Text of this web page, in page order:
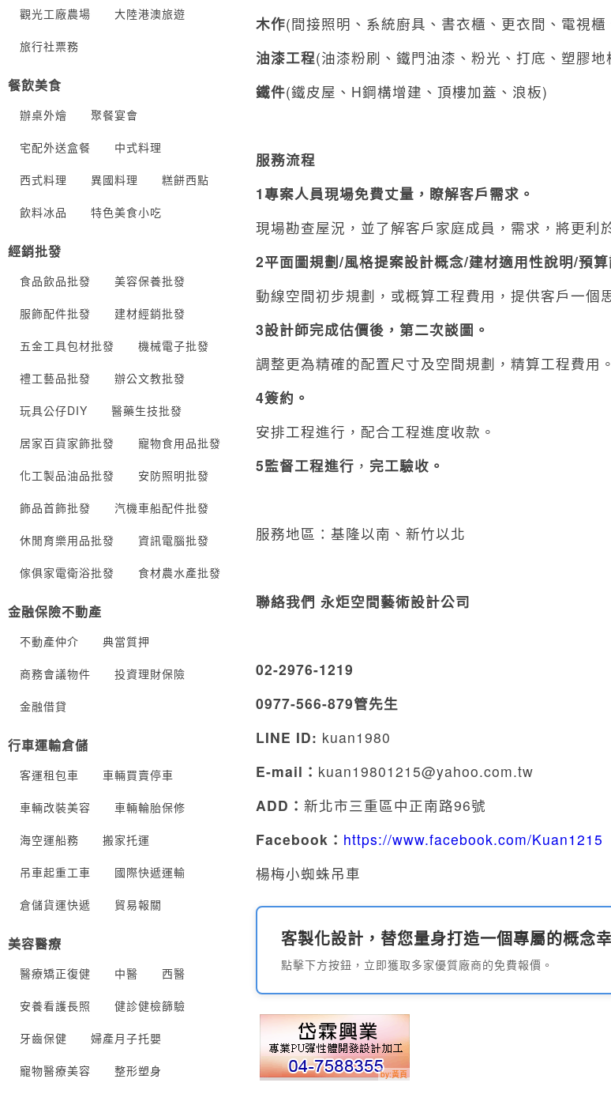
木作(間接照明、系統廚具、書衣櫃、更衣間、電視
油漆工程(油漆粉刷、鐵門油漆、粉光、打底、塑膠
鐵件(鐵皮屋、H鋼構增建、頂樓加蓋、浪板)
服務流程
1專案人員現場免費丈量，瞭解客戶需求。
現場勘查屋況，並了解客戶家庭成員，需求，將更利
2平面圖規劃/風格提案設計概念/建材適用性說明/預
動線空間初步規劃，或概算工程費用，提供客戶一個
3設計師完成估價後，第二次談圖。
調整更為精確的配置尺寸及空間規劃，精算工程費用。
4簽約。
安排工程進行，配合工程進度收款。
5監督工程進行 ， 完工驗收 。
服務地區：基隆以南、新竹以北
聯絡我們 永炬空間藝術設計公司
02-2976-1219
0977-566-879管先生
LINE ID: kuan1980
E-mail ： kuan19801215@yahoo.com.tw
ADD ：新北市三重區中正南路96號
Facebook ： https://www.facebook.com/Kuan1215
楊梅小蜘蛛吊車
客製化設計，替您量身打造一個專屬的概念
點擊下方按鈕，立即獲取多家優質廠商的免費報價。
觀光工廠農場 大陸港澳旅遊
旅行社票務
餐飲美食
辦桌外燴 聚餐宴會
宅配外送盒餐 中式料理
西式料理 異國料理 糕餅西點
飲料冰品 特色美食小吃
經銷批發
食品飲品批發 美容保養批發
服飾配件批發 建材經銷批發
五金工具包材批發 機械電子批發
禮工藝品批發 辦公文教批發
玩具公仔DIY 醫藥生技批發
居家百貨家飾批發 寵物食用品批發
化工製品油品批發 安防照明批發
飾品首飾批發 汽機車船配件批發
休閒育樂用品批發 資訊電腦批發
傢俱家電衛浴批發 食材農水產批發
金融保險不動產
不動產仲介 典當質押
商務會議物件 投資理財保險
金融借貸
行車運輸倉儲
客運租包車 車輛買賣停車
車輛改裝美容 車輛輪胎保修
海空運船務 搬家托運
吊車起重工車 國際快遞運輸
倉儲貨運快遞 貿易報關
美容醫療
醫療矯正復健 中醫 西醫
安養看護長照 健診健檢篩驗
牙齒保健 婦產月子托嬰
寵物醫療美容 整形塑身